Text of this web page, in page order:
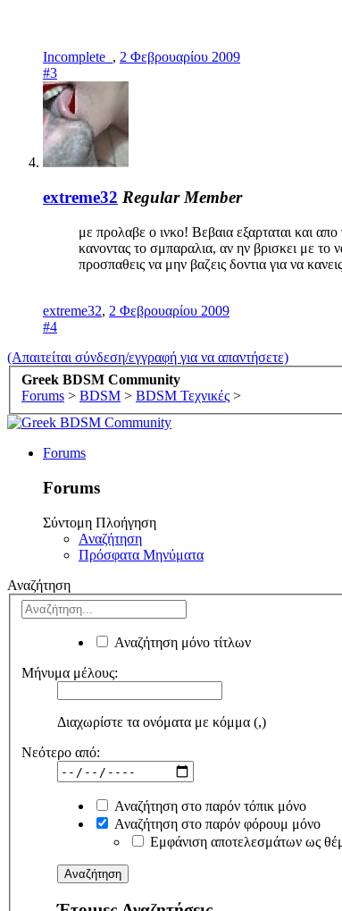
Incomplete_ , 2 Φεβρουαρίου 2009
#3
extreme32 Regular Member
με προλαβε ο ινκο! Βεβαια εξαρταται και
κανοντας το σμπαραλια, αν ην βρισκει με το
προσπαθεις να μην βαζεις δοντια για να
extreme32, 2 Φεβρουαρίου 2009
#4
(Απαιτείται σύνδεση/εγγραφή για να απαντήσετε)
Greek BDSM Community
Forums > BDSM > BDSM Τεχνικές >
Forums
Forums
Σύντομη Πλοήγηση
Αναζήτηση
Πρόσφατα Μηνύματα
Αναζήτηση
Αναζήτηση μόνο τίτλων
Μήνυμα μέλους:
Διαχωρίστε τα ονόματα με κόμμα (,)
Νεότερο από:
Αναζήτηση στο παρόν τόπικ μόνο
Αναζήτηση στο παρόν φόρουμ μόνο
Εμφάνιση αποτελεσμάτων ως